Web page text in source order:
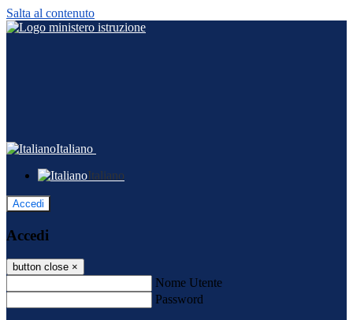
Salta al contenuto
Italiano
Italiano
Accedi
Accedi
button close ×
Nome Utente
Password